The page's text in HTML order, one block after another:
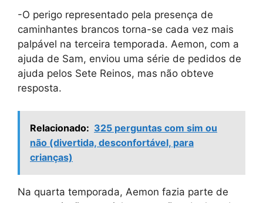
-O perigo representado pela presença de
caminhantes brancos torna-se cada vez mais
palpável na terceira temporada. Aemon, com a
ajuda de Sam, enviou uma série de pedidos de
ajuda pelos Sete Reinos, mas não obteve
resposta.
Relacionado: 325 perguntas com sim ou
não (divertida, desconfortável, para
crianças)
Na quarta temporada, Aemon fazia parte de